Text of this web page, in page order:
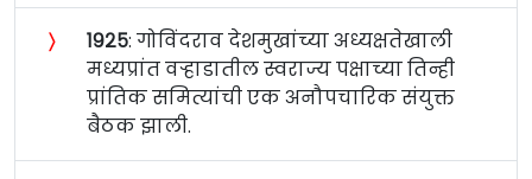
〉 १९२५: गोविंदराव देशमुखांच्या अध्यक्षतेखाली
मध्यप्रांत वऱ्हाडातील स्वराज्य पक्षाच्या तिन्ही
प्रांतिक समित्यांची एक अनौपचारिक संयुक्त
बैठक झाली.